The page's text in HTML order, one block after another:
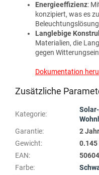
Energieeffizienz:
konzipiert, was es
Langlebige
Materialien, die
gegen
Dokumentation
Zusätzliche
Kategorie:
Garantie:
2
Gewicht:
0.145
EAN:
Farbe: